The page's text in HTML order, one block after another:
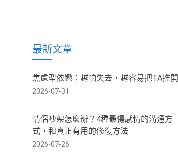
最新文章
焦慮型依戀：越怕失去，越容易把TA推開
2026-07-31
情侶吵架怎麼辦？4種最傷感情的溝通方
式，和真正有用的修復方法
2026-07-26